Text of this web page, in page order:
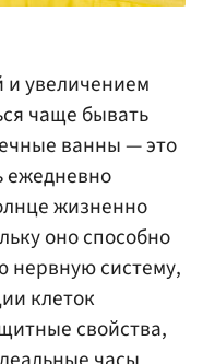
и увеличением
чаще бывать
ванны — это
ежедневно
жизненно
оно способно
нервную систему,
клеток
свойства,